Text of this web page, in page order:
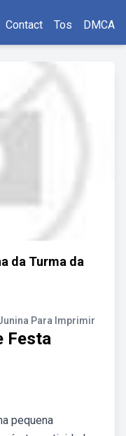
Contact Tos DMCA
da Turma da
Para Imprimir
Festa
pequena